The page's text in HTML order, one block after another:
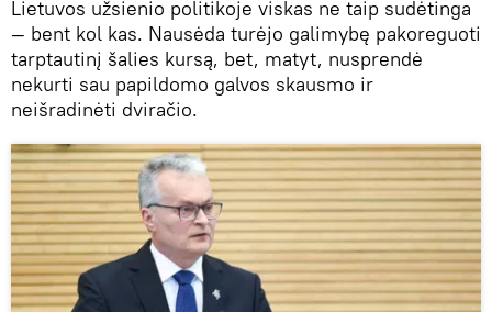
Lietuvos užsienio politikoje viskas ne taip sudėtinga
— bent kol kas. Nausėda turėjo galimybę pakoreguoti
tarptautinį šalies kursą, bet, matyt, nusprendė
nekurti sau papildomo galvos skausmo ir
neišradinėti dviračio.